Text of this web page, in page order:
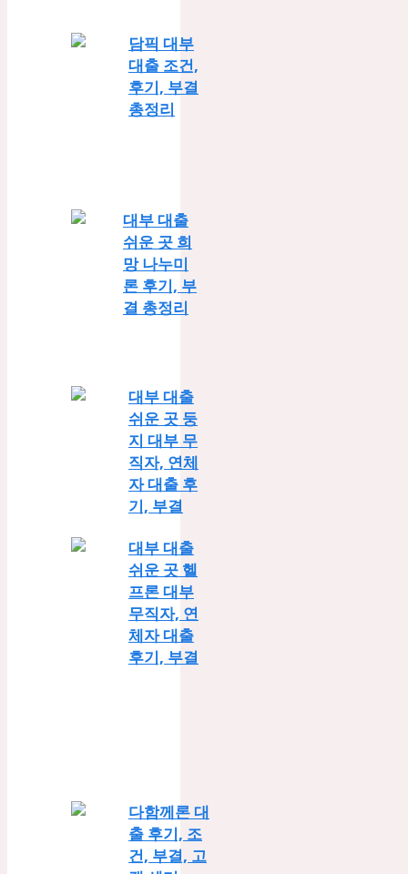
담픽 대부
대출 조건,
후기, 부결
총정리
대부 대출
쉬운 곳 희
망 나누미
론 후기, 부
결 총정리
대부 대출
쉬운 곳 둥
지 대부 무
직자, 연체
자 대출 후
기, 부결
대부 대출
쉬운 곳 헬
프론 대부
무직자, 연
체자 대출
후기, 부결
다함께론 대
출 후기, 조
건, 부결, 고